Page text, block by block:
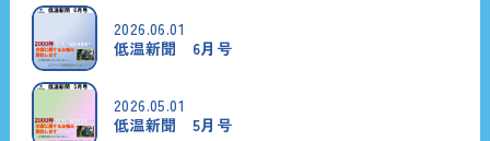
2026.06.01
低温新聞 6月号
2026.05.01
低温新聞 5月号